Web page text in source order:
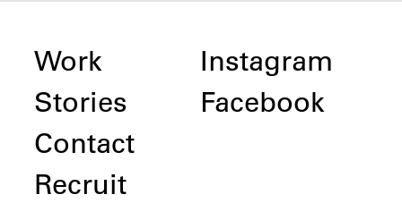
Instagram
Facebook
Work
Stories
Contact
Recruit